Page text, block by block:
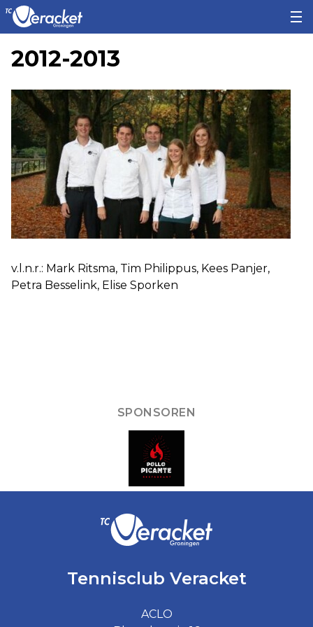
2012-2013
v.l.n.r.: Mark Ritsma, Tim Philippus, Kees Panjer,
Petra Besselink, Elise Sporken
SPONSOREN
Tennisclub Veracket
ACLO